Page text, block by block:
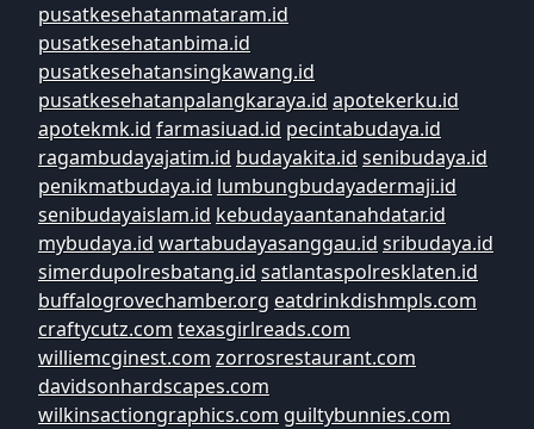
pusatkesehatanmataram.id
pusatkesehatanbima.id
pusatkesehatansingkawang.id
pusatkesehatanpalangkaraya.id apotekerku.id
apotekmk.id farmasiuad.id pecintabudaya.id
ragambudayajatim.id budayakita.id senibudaya.id
penikmatbudaya.id lumbungbudayadermaji.id
senibudayaislam.id kebudayaantanahdatar.id
mybudaya.id wartabudayasanggau.id sribudaya.id
simerdupolresbatang.id satlantaspolresklaten.id
buffalogrovechamber.org eatdrinkdishmpls.com
craftycutz.com texasgirlreads.com
williemcginest.com zorrosrestaurant.com
davidsonhardscapes.com
wilkinsactiongraphics.com guiltybunnies.com